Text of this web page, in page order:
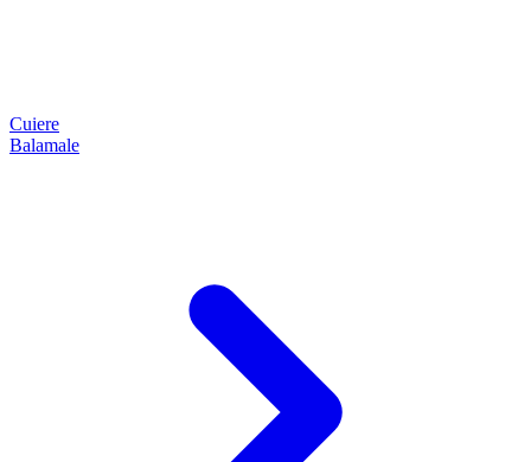
Cuiere
Balamale